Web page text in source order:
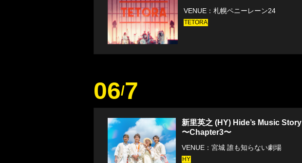
VENUE：札幌ペニーレーン24
TETORA
06/7
新里英之 (HY) Hide’s Music Story
〜Chapter3〜
VENUE：宮城 誰も知らない劇場
HY